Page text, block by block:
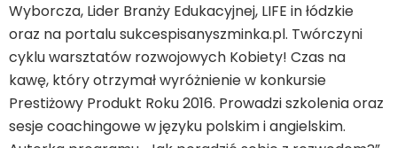
Wyborcza, Lider Branży Edukacyjnej, LIFE in łódzkie
oraz na portalu sukcespisanyszminka.pl. Twórczyni
cyklu warsztatów rozwojowych Kobiety! Czas na
kawę, który otrzymał wyróżnienie w konkursie
Prestiżowy Produkt Roku 2016. Prowadzi szkolenia oraz
sesje coachingowe w języku polskim i angielskim.